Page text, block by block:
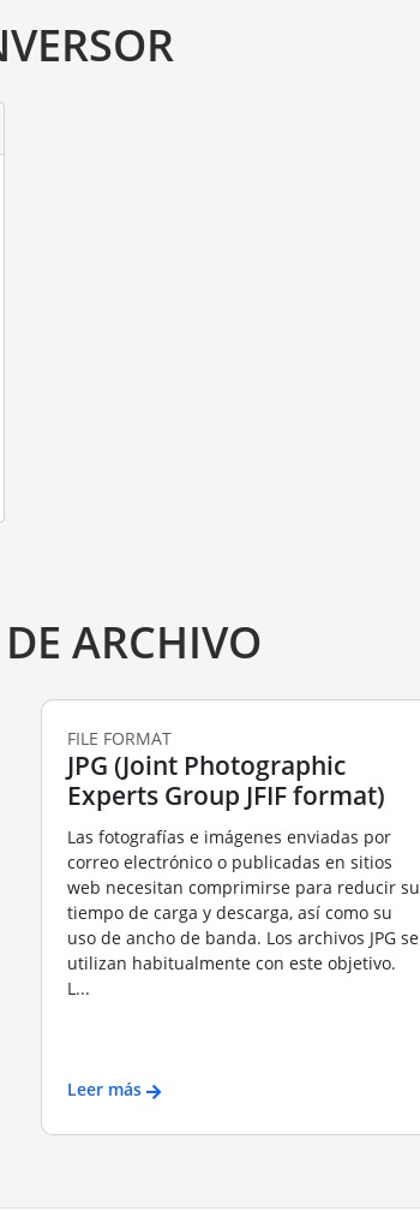
ARCHIVO
FILE FORMAT
JPG (Joint Photographic
Experts Group JFIF format)
Las fotografías e imágenes enviadas por
correo electrónico o publicadas en sitios
web necesitan comprimirse para reducir su
tiempo de carga y descarga, así como su
uso de ancho de banda. Los archivos JPG se
utilizan habitualmente con este objetivo.
L...
Leer más